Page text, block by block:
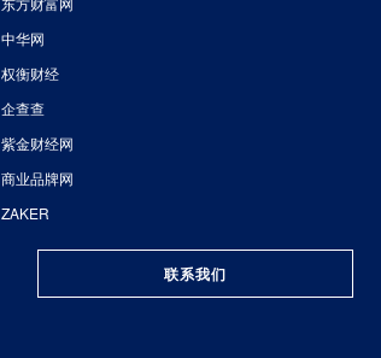
中华网
权衡财经
企查查
紫金财经网
商业品牌网
ZAKER
联系我们